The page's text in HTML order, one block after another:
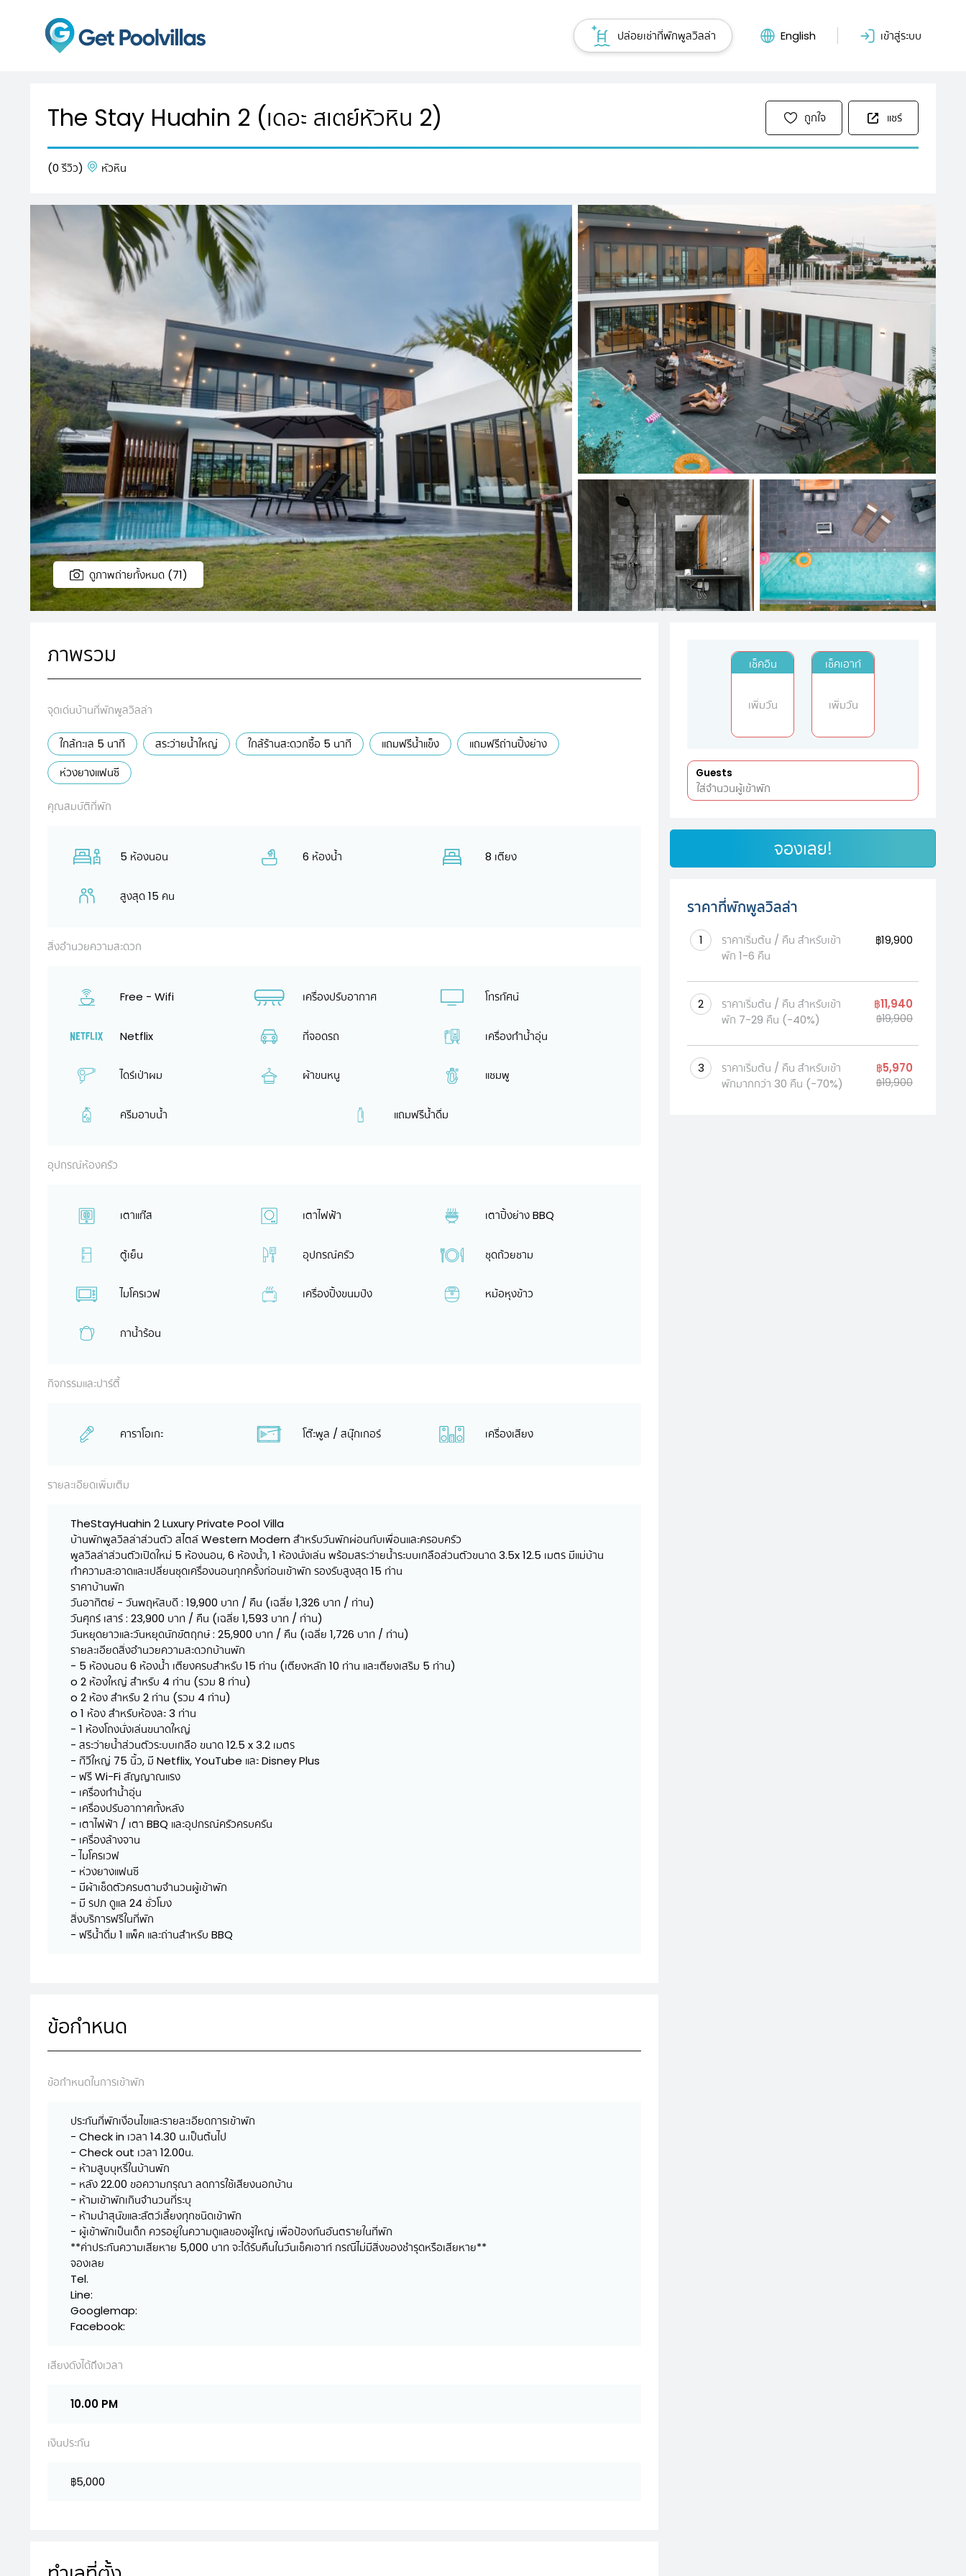
ปล่อยเช่าที่พักพูลวิลล่า English เข้าสู่ระบบ
The Stay Huahin 2 (เดอะ สเตย์หัวหิน 2)
(0 รีวิว) หัวหิน
ถูกใจ แชร์
ดูภาพถ่ายทั้งหมด (71)
เช็คอิน
เพิ่มวัน
เช็คเอาท์
เพิ่มวัน
Guests
จองเลย!
ราคาที่พักพูลวิลล่า
1
ราคาเริ่มต้น / คืน สำหรับเข้า
พัก 1-6 คืน
฿19,900
2
ราคาเริ่มต้น / คืน สำหรับเข้า
พัก 7-29 คืน (-40%)
฿11,940
฿19,900
3
ราคาเริ่มต้น / คืน สำหรับเข้า
พักมากกว่า 30 คืน (-70%)
฿5,970
฿19,900
ภาพรวม
จุดเด่นบ้านที่พักพูลวิลล่า
ใกล้ทะเล 5 นาที สระว่ายน้ำใหญ่ ใกล้ร้านสะดวกซื้อ 5 นาที แถมฟรีน้ำแข็ง
แถมฟรีถ่านปิ้งย่าง
ห่วงยางแฟนซี
คุณสมบัติที่พัก
5 ห้องนอน 6 ห้องน้ำ 8 เตียง
สูงสุด 15 คน
สิ่งอำนวยความสะดวก
Free - Wifi เครื่องปรับอากาศ โทรทัศน์
Netflix ที่จอดรถ เครื่องทำน้ำอุ่น
ไดร์เป่าผม ผ้าขนหนู แชมพู
ครีมอาบน้ำ แถมฟรีน้ำดื่ม
อุปกรณ์ห้องครัว
เตาแก๊ส เตาไฟฟ้า เตาปิ้งย่าง BBQ
ตู้เย็น อุปกรณ์ครัว ชุดถ้วยชาม
ไมโครเวฟ เครื่องปิ้งขนมปัง หม้อหุงข้าว
กาน้ำร้อน
กิจกรรมและปาร์ตี้
คาราโอเกะ โต๊ะพูล / สนุ๊กเกอร์ เครื่องเสียง
รายละเอียดเพิ่มเติม
TheStayHuahin 2 Luxury Private Pool Villa
บ้านพักพูลวิลล่าส่วนตัว สไตล์ Western Modern สำหรับวันพักผ่อนกับเพื่อนและครอบครัว
พูลวิลล่าส่วนตัวเปิดใหม่ 5 ห้องนอน, 6 ห้องน้ำ, 1 ห้องนั่งเล่น พร้อมสระว่ายน้ำระบบเกลือส่วนตัวขนาด 3.5x 12.5 เมตร มีแม่บ้าน
ทำความสะอาดและเปลี่ยนชุดเครื่องนอนทุกครั้งก่อนเข้าพัก รองรับสูงสุด 15 ท่าน
ราคาบ้านพัก
วันอาทิตย์ - วันพฤหัสบดี : 19,900 บาท / คืน (เฉลี่ย 1,326 บาท / ท่าน)
วันศุกร์ เสาร์ : 23,900 บาท / คืน (เฉลี่ย 1,593 บาท / ท่าน)
วันหยุดยาวและวันหยุดนักขัตฤกษ์ : 25,900 บาท / คืน (เฉลี่ย 1,726 บาท / ท่าน)
รายละเอียดสิ่งอำนวยความสะดวกบ้านพัก
- 5 ห้องนอน 6 ห้องน้ำ เตียงครบสำหรับ 15 ท่าน (เตียงหลัก 10 ท่าน และเตียงเสริม 5 ท่าน)
o 2 ห้องใหญ่ สำหรับ 4 ท่าน (รวม 8 ท่าน)
o 2 ห้อง สำหรับ 2 ท่าน (รวม 4 ท่าน)
o 1 ห้อง สำหรับห้องละ 3 ท่าน
- 1 ห้องโถงนั่งเล่นขนาดใหญ่
- สระว่ายน้ำส่วนตัวระบบเกลือ ขนาด 12.5 x 3.2 เมตร
- ทีวีใหญ่ 75 นิ้ว, มี Netflix, YouTube และ Disney Plus
- ฟรี Wi-Fi สัญญาณแรง
- เครื่องทำน้ำอุ่น
- เครื่องปรับอากาศทั้งหลัง
- เตาไฟฟ้า / เตา BBQ และอุปกรณ์ครัวครบครัน
- เครื่องล้างจาน
- ไมโครเวฟ
- ห่วงยางแฟนซี
- มีผ้าเช็ดตัวครบตามจำนวนผู้เข้าพัก
- มี รปภ ดูแล 24 ชั่วโมง
สิ่งบริการฟรีในที่พัก
- ฟรีน้ำดื่ม 1 แพ็ค และถ่านสำหรับ BBQ
ข้อกำหนด
ข้อกำหนดในการเข้าพัก
ประกันที่พักเงื่อนไขและรายละเอียดการเข้าพัก
- Check in เวลา 14.30 น.เป็นต้นไป
- Check out เวลา 12.00น.
- ห้ามสูบบุหรี่ในบ้านพัก
- หลัง 22.00 ขอความกรุณา ลดการใช้เสียงนอกบ้าน
- ห้ามเข้าพักเกินจำนวนที่ระบุ
- ห้ามนำสุนัขและสัตว์เลี้ยงทุกชนิดเข้าพัก
- ผู้เข้าพักเป็นเด็ก ควรอยู่ในความดูแลของผู้ใหญ่ เพื่อป้องกันอันตรายในที่พัก
**ค่าประกันความเสียหาย 5,000 บาท จะได้รับคืนในวันเช็คเอาท์ กรณีไม่มีสิ่งของชำรุดหรือเสียหาย**
จองเลย
Tel.
Line:
Googlemap:
Facebook:
เสียงดังได้ถึงเวลา
10.00 PM
เงินประกัน
฿5,000